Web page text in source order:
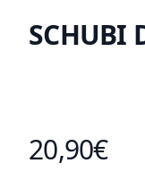
SCHUBI
Toote hind
20,90€